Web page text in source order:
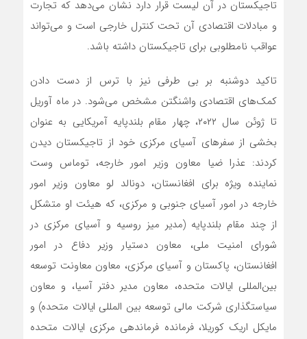
تاجیکستان در آن لیست قرار دارد نشان می‌دهد که تجارت
و مبادلات اقتصادی آن تحت کنترل خارجی است و می‌تواند
عواقب نامطلوبی برای تاجیکستان داشته باشد.
تاکید دوشنبه بر بی طرفی نیز با ترس از دست دادن
کمک‌های اقتصادی واشنگتن مشخص می‌شود. در ماه آوریل
تا ژوئن سال ۲۰۲۲، چهار مقام بلندپایه آمریکایی به عنوان
بخشی از سفرهای آسیای مرکزی خود از تاجیکستان دیدن
کردند: عذرا ضیا معاون وزیر امور خارجه، توماس وست
نماینده ویژه برای افغانستان، دونالد لو معاون وزیر امور
خارجه در امور آسیای جنوبی و مرکزی، که هیئت او متشکل
از چند مقام بلندپایه (مدیر میز روسیه و آسیای مرکزی در
شورای امنیت ملی، معاون دستیار وزیر دفاع در امور
افغانستان، پاکستان و آسیای مرکزی، معاون معاونت توسعه
بین‌المللی ایالات متحده، معاون مدیر دفتر آسیا، و معاون
سیاستگذاری شرکت مالی توسعه بین المللی ایالات متحده) و
مایکل اریک کوریلا، فرمانده فرماندهی مرکزی ایالات متحده